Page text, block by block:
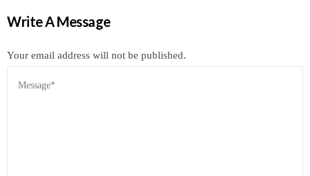
Write A Message
Your email address will not be published.